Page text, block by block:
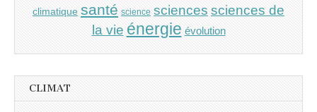
climatique santé science sciences sciences de
la vie énergie évolution
CLIMAT